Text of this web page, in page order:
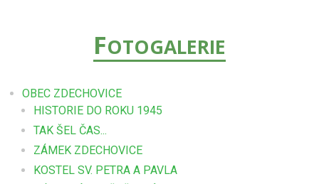
FOTOGALERIE
OBEC ZDECHOVICE
HISTORIE DO ROKU 1945
TAK ŠEL ČAS...
ZÁMEK ZDECHOVICE
KOSTEL SV. PETRA A PAVLA